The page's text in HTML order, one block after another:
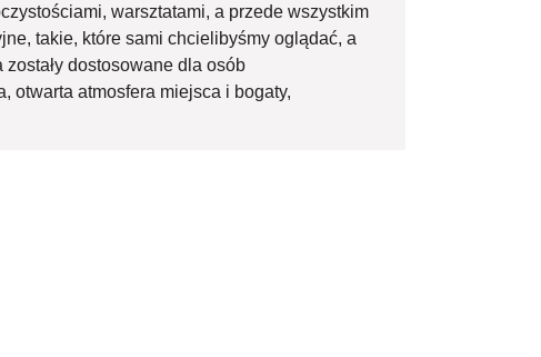
warsztatami, a przede wszystkim
takie, które sami chcielibyśmy oglądać, a
dostosowane dla osób
otwarta atmosfera miejsca i bogaty,